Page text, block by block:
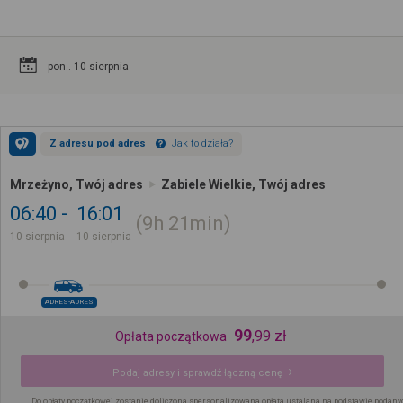
pon.. 10 sierpnia
Z adresu pod adres Jak to działa?
Mrzeżyno, Twój adres Zabiele Wielkie, Twój adres
06:40
10 sierpnia
16:01
10 sierpnia
9h 21min
ADRES-ADRES
Opłata początkowa 99,99 zł
Podaj adresy i sprawdź łączną cenę